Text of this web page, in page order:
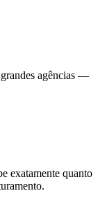
agências —
exatamente quanto